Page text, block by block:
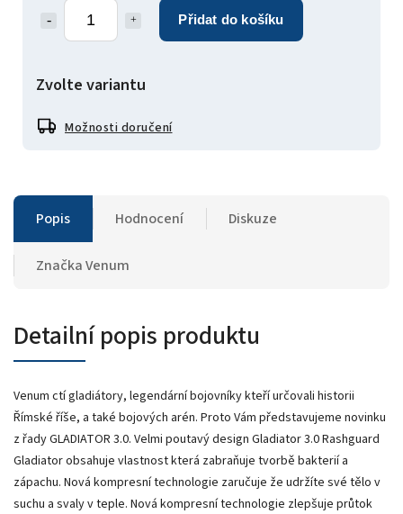
Přidat do košíku
Zvolte variantu
Možnosti doručení
Popis Hodnocení Diskuze
ZnačkaVenum
Detailní popis produktu
Venum ctí gladiátory, legendární bojovníky kteří určovali historii
Římské říše, a také bojových arén. Proto Vám představujeme novinku
z řady GLADIATOR 3.0. Velmi poutavý design Gladiator 3.0 Rashguard
Gladiator obsahuje vlastnost která zabraňuje tvorbě bakterií a
zápachu. Nová kompresní technologie zaručuje že udržíte své tělo v
suchu a svaly v teple. Nová kompresní technologie zlepšuje průtok